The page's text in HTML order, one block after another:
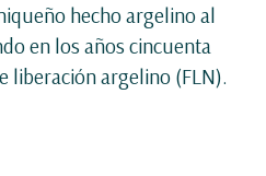
hecho argelino al
en los años cincuenta
liberación argelino (FLN).